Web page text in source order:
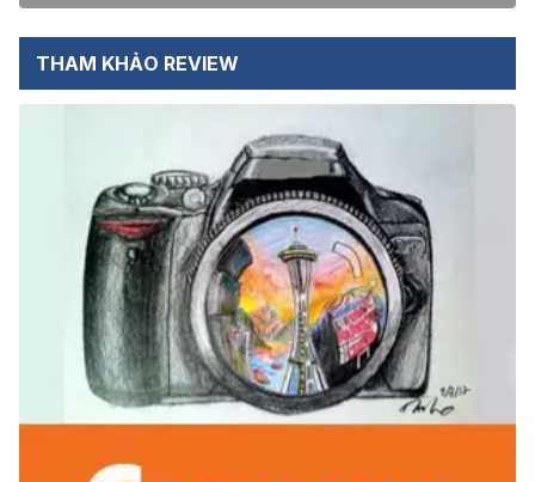
THAM KHẢO REVIEW